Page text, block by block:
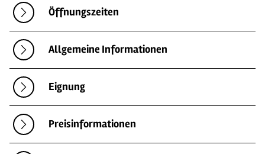
Öffnungszeiten
Allgemeine Informationen
Eignung
Preisinformationen